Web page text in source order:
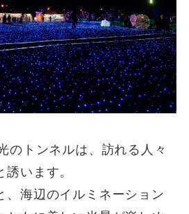
のトンネルは、訪れる人々
います。
、海辺のイルミネーション